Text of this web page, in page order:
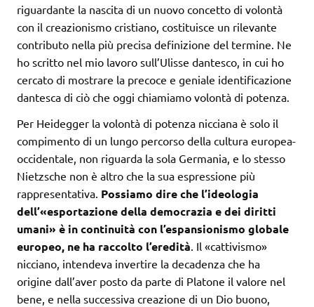
riguardante la nascita di un nuovo concetto di volontà
con il creazionismo cristiano, costituisce un rilevante
contributo nella più precisa definizione del termine. Ne
ho scritto nel mio lavoro sull’Ulisse dantesco, in cui ho
cercato di mostrare la precoce e geniale identificazione
dantesca di ciò che oggi chiamiamo volontà di potenza.
Per Heidegger la volontà di potenza nicciana è solo il
compimento di un lungo percorso della cultura europea-
occidentale, non riguarda la sola Germania, e lo stesso
Nietzsche non è altro che la sua espressione più
rappresentativa. Possiamo dire che l’ideologia
dell’«esportazione della democrazia e dei diritti
umani» è in continuità con l’espansionismo globale
europeo, ne ha raccolto l’eredità. Il «cattivismo»
nicciano, intendeva invertire la decadenza che ha
origine dall’aver posto da parte di Platone il valore nel
bene, e nella successiva creazione di un Dio buono,